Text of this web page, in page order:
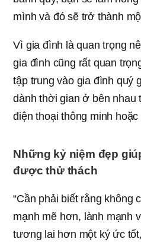
mình và đó sẽ trở thành
Vì gia đình là quan trọng
gia đình cũng rất quan
tập trung vào gia đình quý
dành thời gian ở bên nhau
điện thoại thông minh hoặc
Những kỷ niệm đẹp
được thử thách
“Cần phải biết rằng không
mạnh mẽ hơn, lành mạnh
tương lai hơn một ký ức